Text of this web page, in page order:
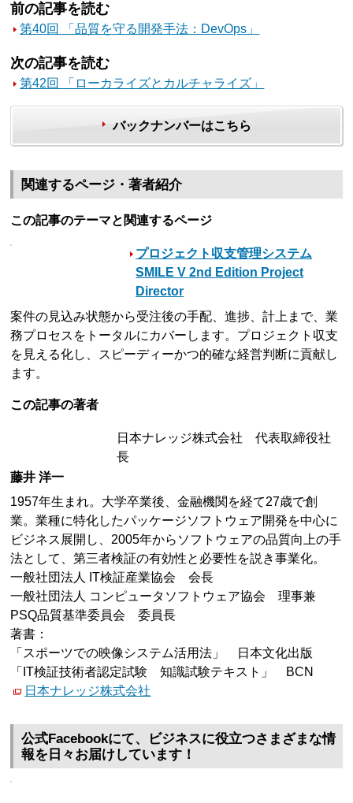
前の記事を読む
第40回 「品質を守る開発手法：DevOps」
次の記事を読む
第42回 「ローカライズとカルチャライズ」
バックナンバーはこちら
関連するページ・著者紹介
この記事のテーマと関連するページ
プロジェクト収支管理システム
SMILE V 2nd Edition Project
Director
案件の見込み状態から受注後の手配、進捗、計上まで、業
務プロセスをトータルにカバーします。プロジェクト収支
を見える化し、スピーディーかつ的確な経営判断に貢献し
ます。
この記事の著者
日本ナレッジ株式会社 代表取締役社
長
藤井 洋一
1957年生まれ。大学卒業後、金融機関を経て27歳で創
業。業種に特化したパッケージソフトウェア開発を中心に
ビジネス展開し、2005年からソフトウェアの品質向上の手
法として、第三者検証の有効性と必要性を説き事業化。
一般社団法人 IT検証産業協会 会長
一般社団法人 コンピュータソフトウェア協会 理事兼
PSQ品質基準委員会 委員長
著書：
「スポーツでの映像システム活用法」 日本文化出版
「IT検証技術者認定試験 知識試験テキスト」 BCN
日本ナレッジ株式会社
公式Facebookにて、ビジネスに役立つさまざまな情
報を日々お届けしています！